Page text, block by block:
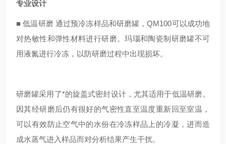
专业设计
■低温研磨 通过预冷冻样品和研磨罐，QM100可以成功地
对热敏性和弹性材料进行研磨。玛瑙和陶瓷制研磨罐不可
用液氮进行冷冻，以防研磨过程中出现损坏。
研磨罐采用了*的旋盖式密封设计，尤其适用于低温研磨。
因其经研磨后仍有很好的气密性直至温度重新回至室温，
可以有效防止空气中的水份在冷冻样品上的冷凝，进而造
成水蒸气进入样品而对分析结果产生干扰。